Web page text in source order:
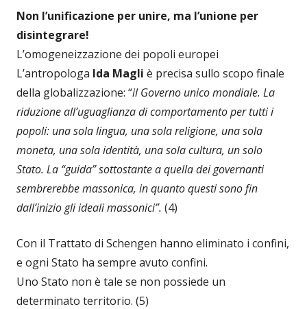
Non l’unificazione per unire, ma l’unione per
disintegrare!
L’omogeneizzazione dei popoli europei
L’antropologa Ida Magli è precisa sullo scopo finale
della globalizzazione: “il Governo unico mondiale. La
riduzione all’uguaglianza di comportamento per tutti i
popoli: una sola lingua, una sola religione, una sola
moneta, una sola identità, una sola cultura, un solo
Stato. La “guida” sottostante a quella dei governanti
sembrerebbe massonica, in quanto questi sono fin
dall’inizio gli ideali massonici”. (4)
Con il Trattato di Schengen hanno eliminato i confini,
e ogni Stato ha sempre avuto confini.
Uno Stato non è tale se non possiede un
determinato territorio. (5)